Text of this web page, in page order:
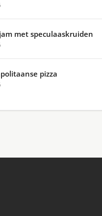
met speculaaskruiden
pizza